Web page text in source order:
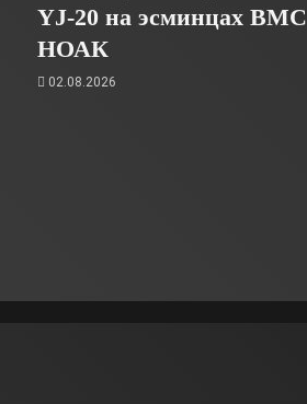
YJ-20 на эсминцах ВМС
НОАК
02.08.2026